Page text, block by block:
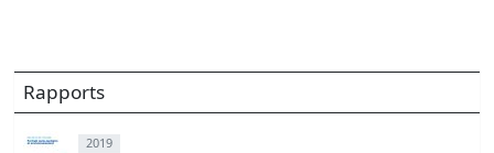
Rapports
2019